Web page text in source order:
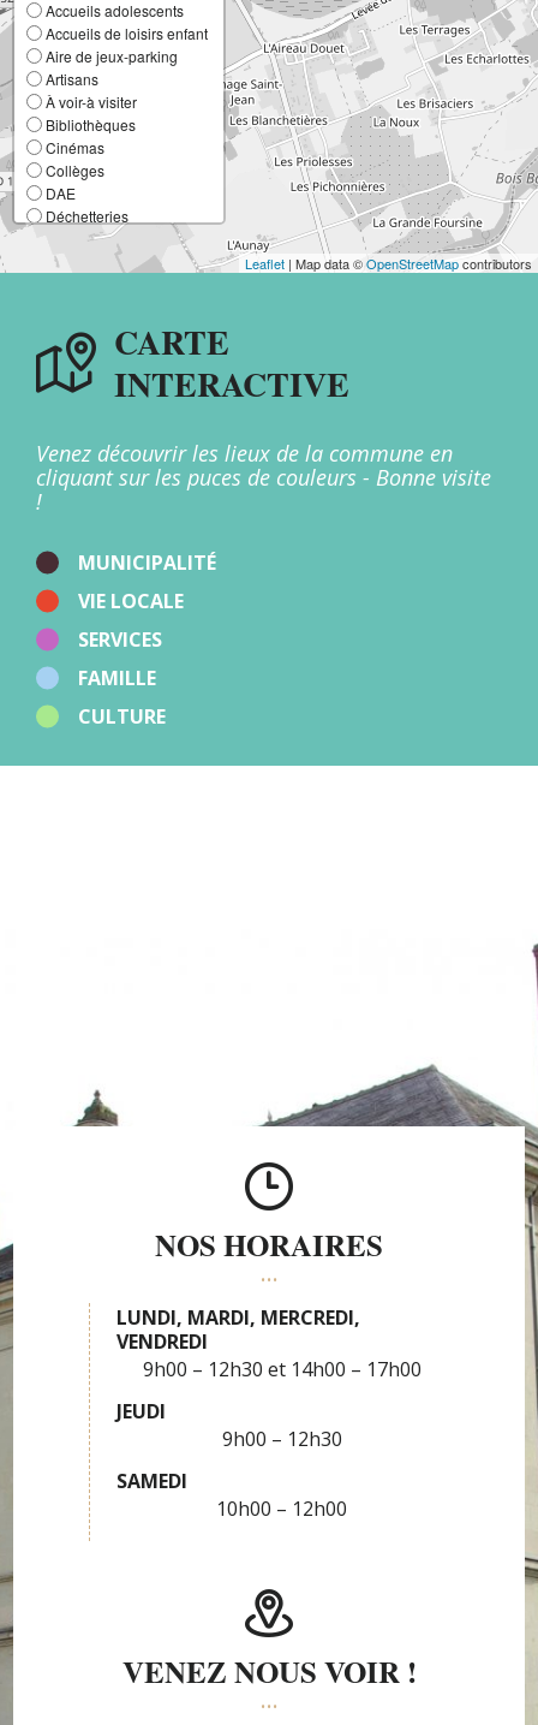
Accueils adolescents
Accueils de loisirs enfant
Aire de jeux-parking
Artisans
À voir-à visiter
Bibliothèques
Cinémas
Collèges
DAE
Déchetteries
Ecoles élémentaires
Ecoles maternelles
Lieux de culte
Mairies
Multi-accueil
Offices de Tourisme
Points d'apport volontaire
Restaurants
Salles
Sport
Zones d'activités
Autres
Leaflet | Map data ©OpenStreetMapcontributors
CARTE
INTERACTIVE
Venez découvrir les lieux de la commune en
cliquant sur les puces de couleurs - Bonne visite
!
MUNICIPALITÉ
VIE LOCALE
SERVICES
FAMILLE
CULTURE
NOS HORAIRES
LUNDI, MARDI, MERCREDI,
VENDREDI
9h00 – 12h30
14h00 – 17h00
JEUDI
9h00 – 12h30
SAMEDI
10h00 – 12h00
VENEZ NOUS VOIR !